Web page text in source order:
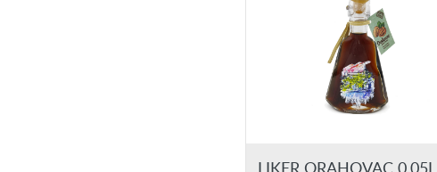
LIKER ORAHOVAC 0,05L